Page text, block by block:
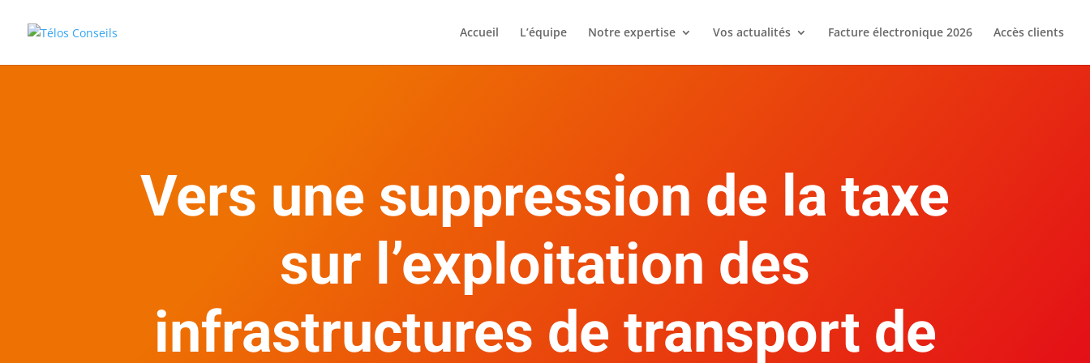
Accueil L’équipe Notre expertise Vos actualités Facture électronique 2026 Accès clients
Vers une suppression de la taxe
sur l’exploitation des
infrastructures de transport de